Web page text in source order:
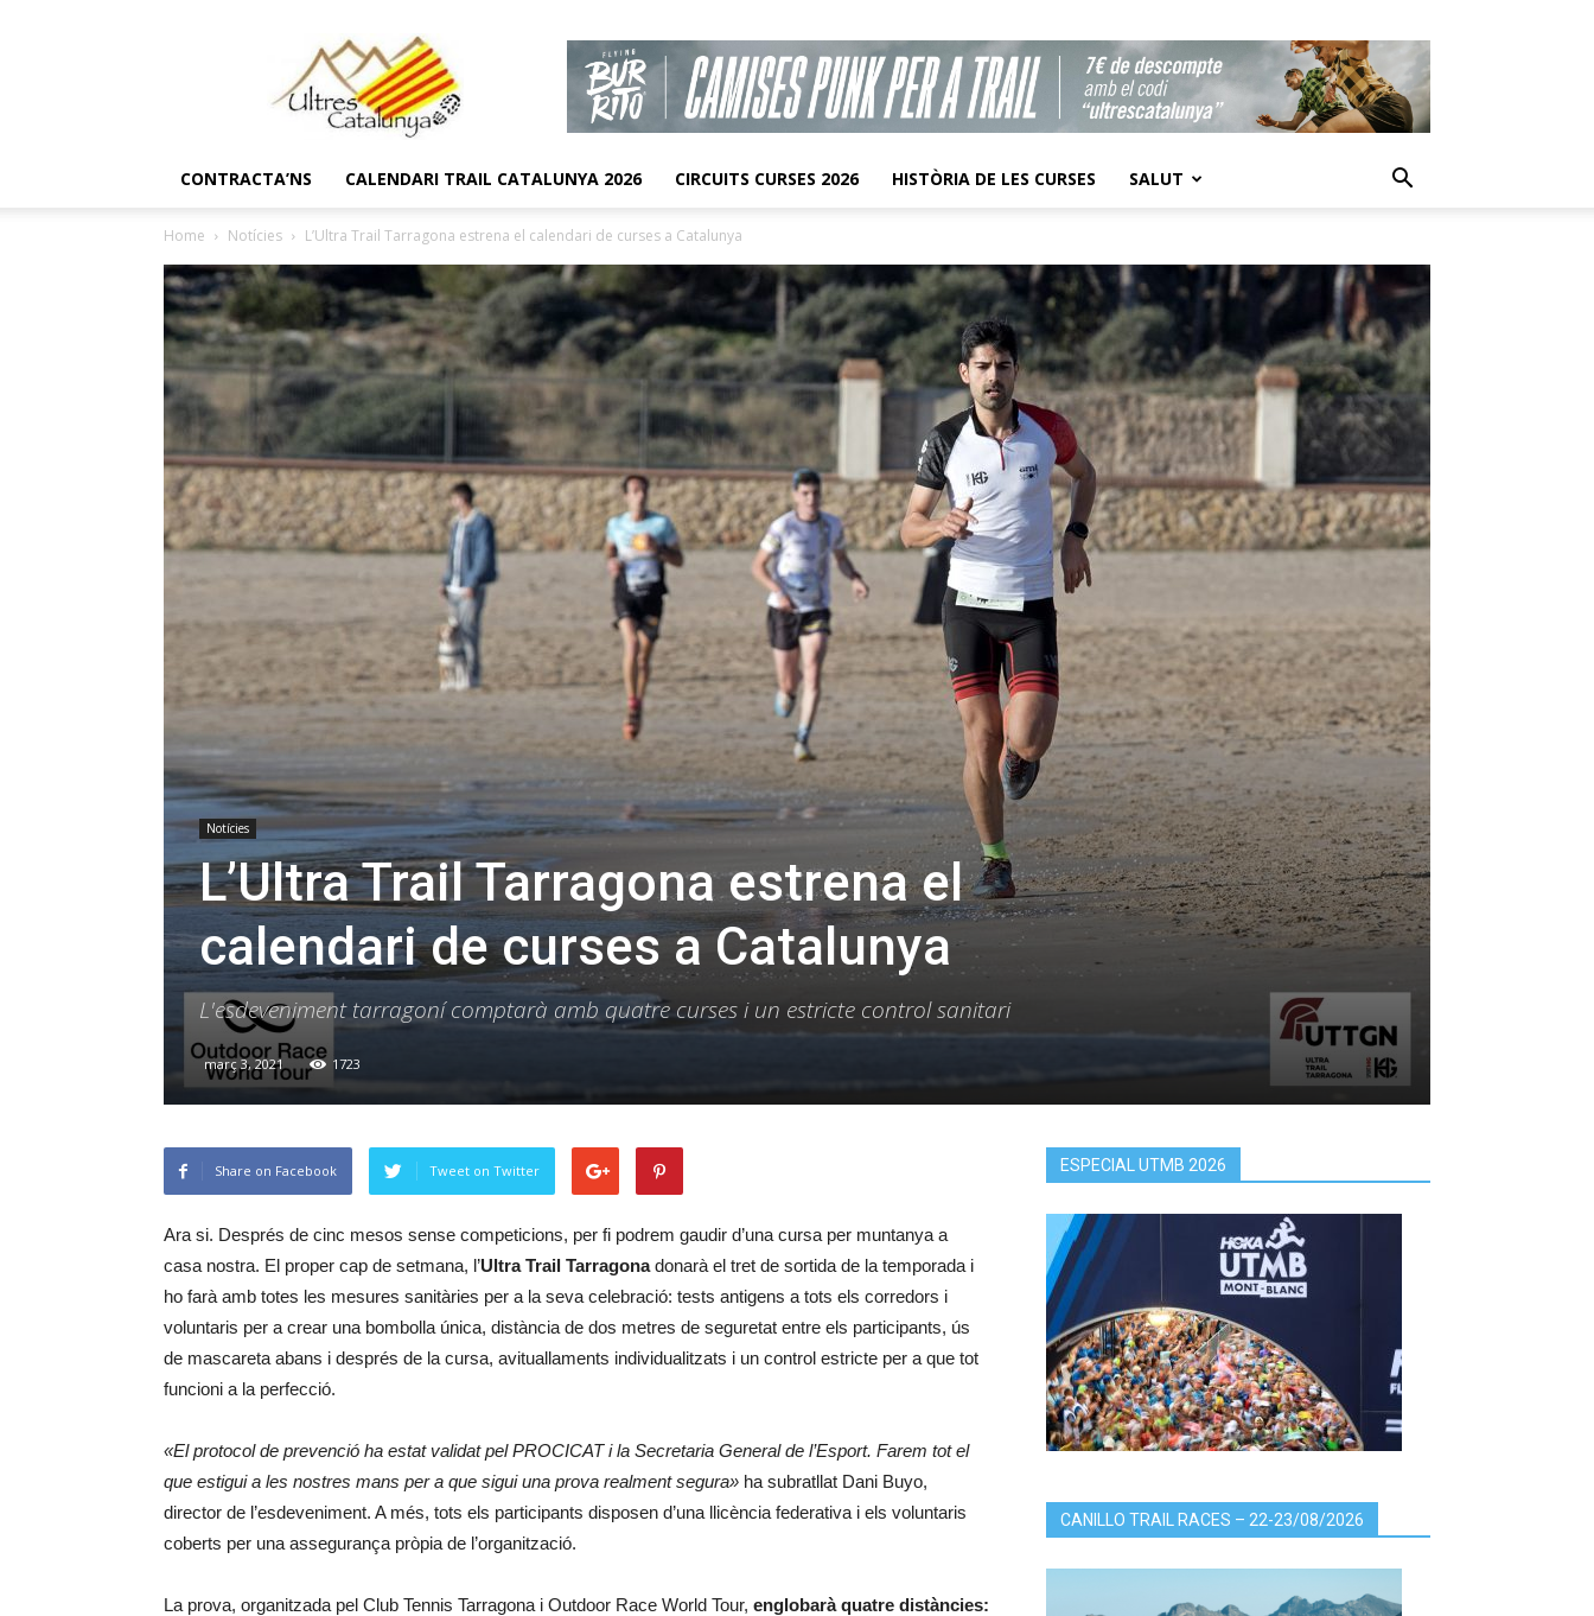
CONTRACTA’NS CALENDARI TRAIL CATALUNYA 2026 CIRCUITS CURSES 2026 HISTÒRIA DE LES CURSES SALUT
Home Notícies L’Ultra Trail Tarragona estrena el calendari de curses a Catalunya
Notícies
L’Ultra Trail Tarragona estrena el
calendari de curses a Catalunya
L'esdeveniment tarragoní comptarà amb quatre curses i un estricte control sanitari
març 3, 2021 1723
Share on Facebook Tweet on Twitter
Ara si. Després de cinc mesos sense competicions, per fi podrem gaudir d’una cursa per muntanya a
casa nostra. El proper cap de setmana, l’Ultra Trail Tarragonadonarà el tret de sortida de la temporada i
ho farà amb totes les mesures sanitàries per a la seva celebració: tests antigens a tots els corredors i
voluntaris per a crear una bombolla única, distància de dos metres de seguretat entre els participants, ús
de mascareta abans i després de la cursa, avituallaments individualitzats i un control estricte per a que tot
funcioni a la perfecció.
«El protocol de prevenció ha estat validat pel PROCICAT i la Secretaria General de l’Esport. Farem tot el
que estigui a les nostres mans per a que sigui una prova realment segura» ha subratllat Dani Buyo,
director de l’esdeveniment. A més, tots els participants disposen d’una llicència federativa i els voluntaris
coberts per una assegurança pròpia de l’organització.
La prova, organitzada pel Club Tennis Tarragona i Outdoor Race World Tour, englobarà quatre distàncies:
ESPECIAL UTMB 2026
CANILLO TRAIL RACES – 22-23/08/2026